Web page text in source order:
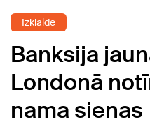
Izklaide
Banksija
Londonā
nama sienas